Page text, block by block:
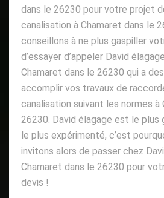
dans le 26230 pour votre projet
canalisation à Chamaret dans le
conseillons à ne plus gaspiller
d’essayer d’appeler David
Chamaret dans le 26230 qui a
accomplir vos travaux de
canalisation suivant les normes à
26230. David élagage est le plus
le plus expérimenté, c’est
invitons alors de passer chez
Chamaret dans le 26230 pour
devis !